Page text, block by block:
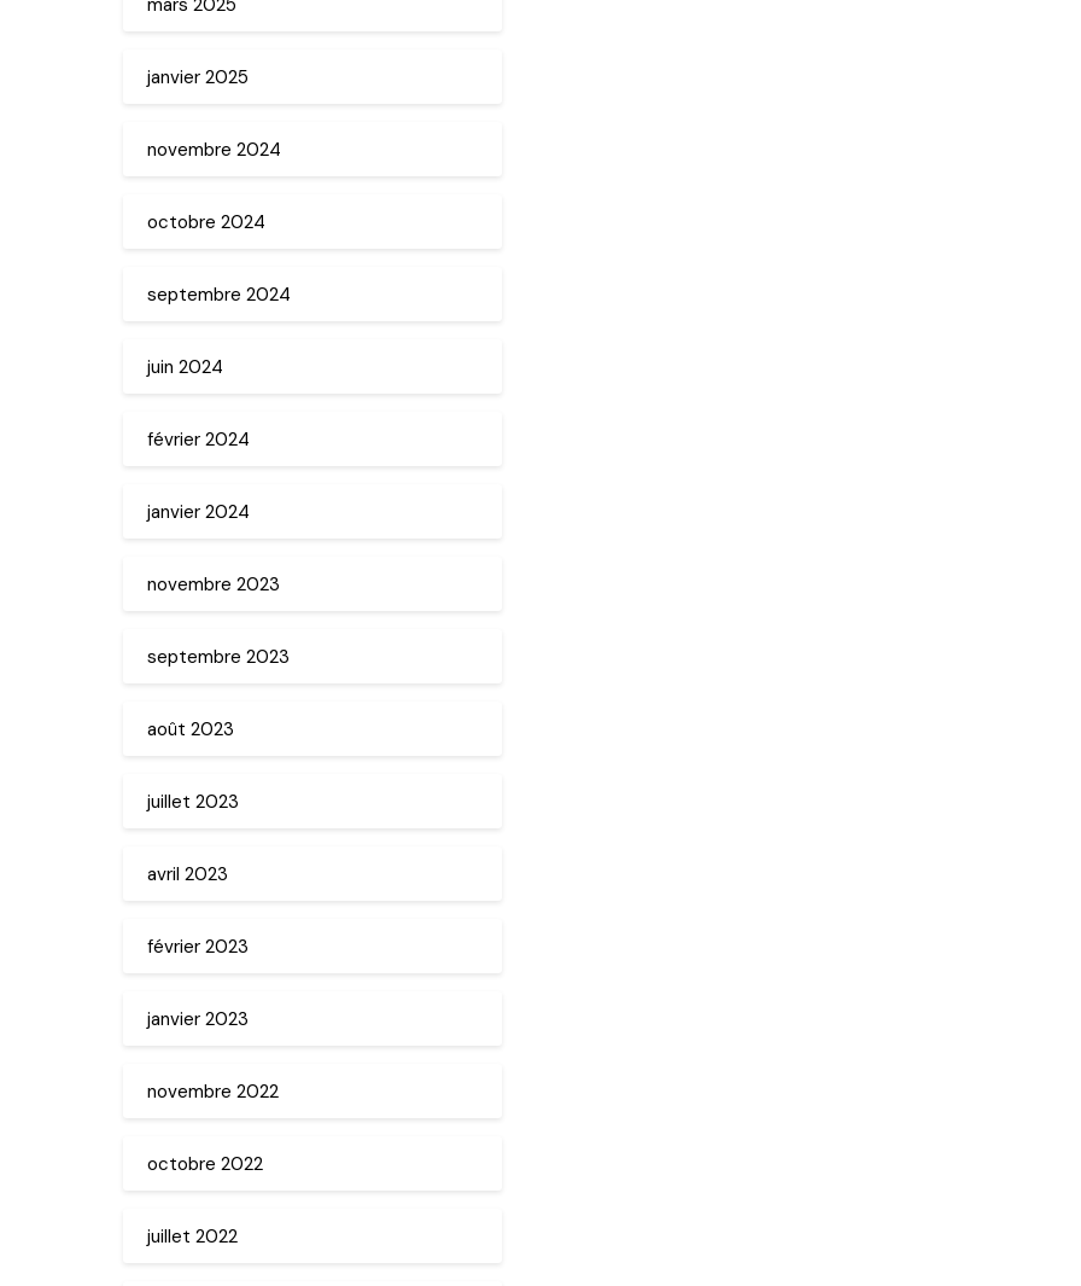
mars 2025
janvier 2025
novembre 2024
octobre 2024
septembre 2024
juin 2024
février 2024
janvier 2024
novembre 2023
septembre 2023
août 2023
juillet 2023
avril 2023
février 2023
janvier 2023
novembre 2022
octobre 2022
juillet 2022